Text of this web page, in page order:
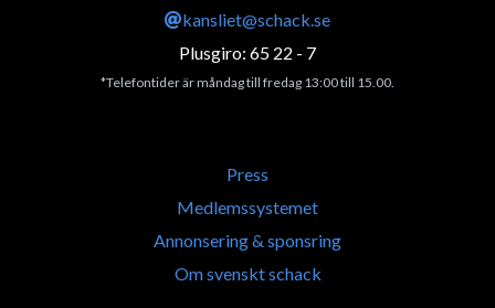
kansliet@schack.se
Plusgiro: 65 22 - 7
*Telefontider är måndag till fredag 13:00 till 15.00.
Press
Medlemssystemet
Annonsering & sponsring
Om svenskt schack